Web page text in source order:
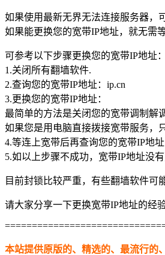
如果使用最新无界无法连接服务器，
如果能更换您的宽带IP地址，就无需等
可参考以下步骤更换您的宽带IP地址：
1.关闭所有翻墙软件.
2.查询您的宽带IP地址：ip.cn
3.更换您的宽带IP地址：
最简单的方法是关闭您的宽带调制解
如果您是用电脑直接拨接宽带服务，
4.等连上宽带后再查询您的宽带IP地
5.如以上步骤不成功，宽带IP地址没
目前封锁比较严重，有些翻墙软件可
请大家分享一下更换宽带IP地址的经验
本站提供原版的、精选的、最流行的